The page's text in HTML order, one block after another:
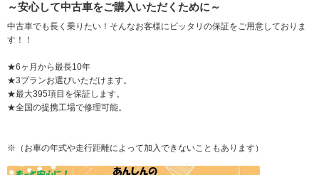
～安心して中古車をご購入いただくために～
中古車でも長く乗りたい！そんなお客様にピッタリの保証をご用意しておりま
す！！
★6ヶ月から最長10年
★3プランお選びいただけます。
★最大395項目を保証します。
★全国の提携工場で修理可能。
※（お車の年式や走行距離によって加入できないこともあります）